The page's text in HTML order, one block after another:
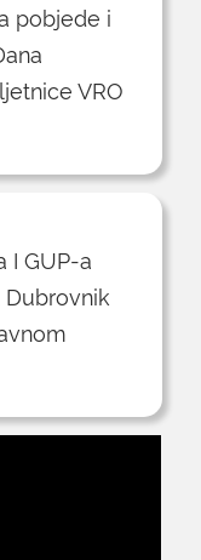
pobjede i
VRO
I GUP-a
Dubrovnik